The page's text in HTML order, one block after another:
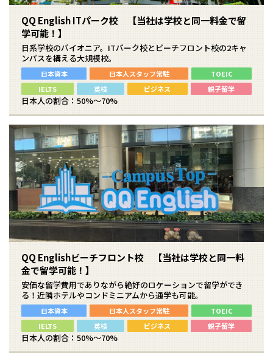
QQ English ITパーク校 【当社は学校と同一料金で留
学可能！】
日系学校のパイオニア。ITパーク校とビーチフロント校の2キャ
ンパスを構える大規模校。
日本資本 日本人スタッフ常駐
TOEIC
IELTS
英検 ビジネス 親子留学
日本人の割合：50%～70%
QQ Englishビーチフロント校 【当社は学校と同一料
金で留学可能！】
安価な留学費用でありながら絶好のロケーションで留学ができ
る！近隣ホテルやコンドミニアムから通学も可能。
日本資本 日本人スタッフ常駐
TOEIC
IELTS
英検 ビジネス 親子留学
日本人の割合：50%～70%